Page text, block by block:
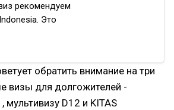
рекомендуем
Это
им можно доверять.
по цене
обратить внимание на три
визы для долгожителей -
мультивизу D12 и KITAS